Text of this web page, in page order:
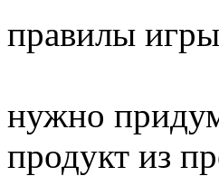
правилы
нужно
продукт из